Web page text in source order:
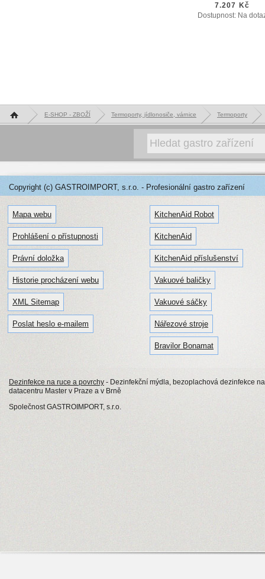
7.207 Kč
Dostupnost: Na
Hlavní stránka E-SHOP - ZBOŽÍ Termoporty, jídlonosiče, várnice Termoporty
Copyright (c) GASTROIMPORT, s.r.o. - Profesionální gastro zařízení
Mapa webu
Prohlášení o přístupnosti
Právní doložka
Historie procházení webu
XML Sitemap
Poslat heslo e-mailem
KitchenAid Robot
KitchenAid
KitchenAid příslušenství
Vakuové baličky
Vakuové sáčky
Nářezové stroje
Bravilor Bonamat
Dezinfekce na ruce a povrchy - Dezinfekční mýdla, bezoplachová dezinfekce
datacentru Master v Praze a v Brně
Společnost GASTROIMPORT, s.r.o.